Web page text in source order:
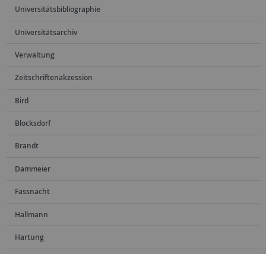
Universitätsbibliographie
Universitätsarchiv
Verwaltung
Zeitschriftenakzession
Bird
Blocksdorf
Brandt
Dammeier
Fassnacht
Hallmann
Hartung